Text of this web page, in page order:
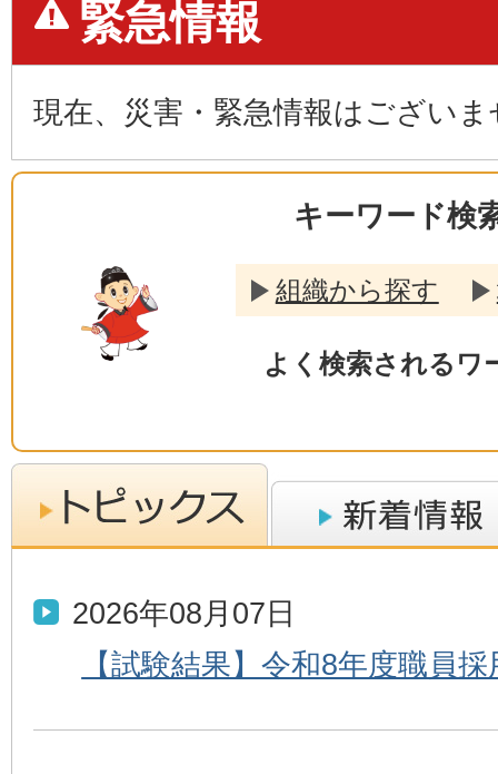
緊急情報
現在、災害・緊急情報はござい
キーワード検
組織から探す
よく検索されるワ
2026年08月07日
【試験結果】令和8年度職員